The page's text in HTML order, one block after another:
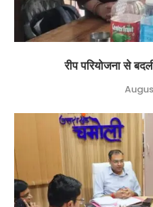
रीप परियोजना से